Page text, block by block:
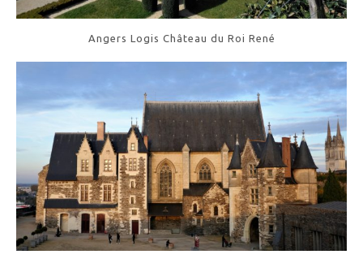
Angers Logis Château du Roi René